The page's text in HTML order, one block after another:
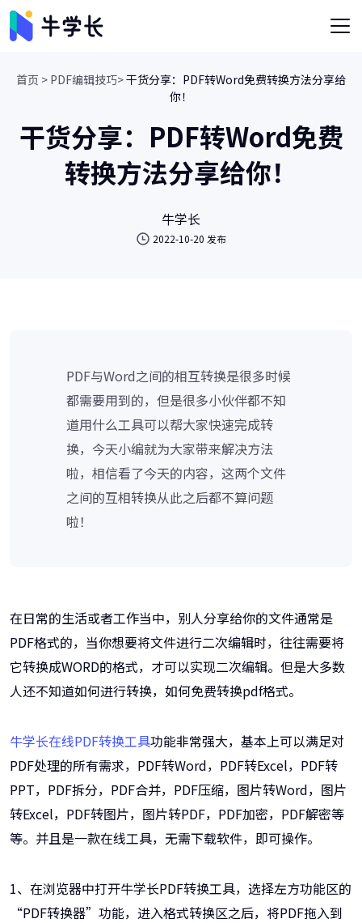
首页 > PDF编辑技巧>干货分享：PDF转Word免费转换方法分享给
你！
干货分享：PDF转Word免费
转换方法分享给你！
牛学长
2022-10-20 发布
PDF与Word之间的相互转换是很多时候
都需要用到的，但是很多小伙伴都不知
道用什么工具可以帮大家快速完成转
换，今天小编就为大家带来解决方法
啦，相信看了今天的内容，这两个文件
之间的互相转换从此之后都不算问题
啦！
在日常的生活或者工作当中，别人分享给你的文件通常是
PDF格式的，当你想要将文件进行二次编辑时，往往需要将
它转换成WORD的格式，才可以实现二次编辑。但是大多数
人还不知道如何进行转换，如何免费转换pdf格式。
牛学长在线PDF转换工具功能非常强大，基本上可以满足对
PDF处理的所有需求，PDF转Word，PDF转Excel，PDF转
PPT，PDF拆分，PDF合并，PDF压缩，图片转Word，图片
转Excel，PDF转图片，图片转PDF，PDF加密，PDF解密等
等。并且是一款在线工具，无需下载软件，即可操作。
1、在浏览器中打开牛学长PDF转换工具，选择左方功能区的
“PDF转换器”功能，进入格式转换区之后，将PDF拖入到